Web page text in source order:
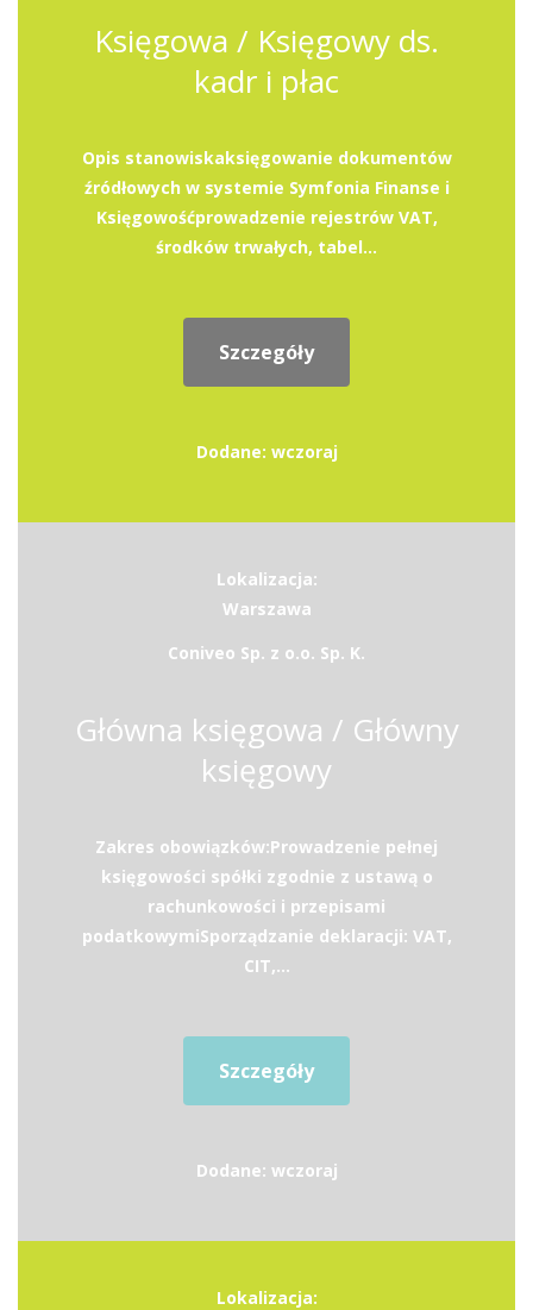
Księgowa / Księgowy ds.
kadr i płac
Opis stanowiskaksięgowanie dokumentów
źródłowych w systemie Symfonia Finanse i
Księgowośćprowadzenie rejestrów VAT,
środków trwałych, tabel...
Szczegóły
Dodane: wczoraj
Lokalizacja:
Warszawa
Coniveo Sp. z o.o. Sp. K.
Główna księgowa / Główny
księgowy
Zakres obowiązków:Prowadzenie pełnej
księgowości spółki zgodnie z ustawą o
rachunkowości i przepisami
podatkowymiSporządzanie deklaracji: VAT,
CIT,...
Szczegóły
Dodane: wczoraj
Lokalizacja: